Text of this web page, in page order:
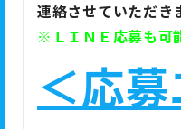
連絡させていただき
※ＬＩＮＥ応募も可
＜応